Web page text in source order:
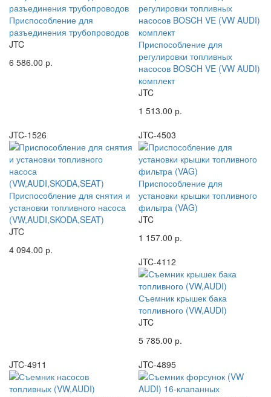
Приспособление для
разъединения трубопроводов
JTC
6 586.00 р.
Приспособление для
регулировки топливных
насосов BOSCH VE (VW AUDI)
комплект
JTC
1 513.00 р.
JTC-1526
Приспособление для снятия и
установки топливного насоса
(VW,AUDI,SKODA,SEAT)
JTC
4 094.00 р.
JTC-4503
Приспособление для
установки крышки топливного
фильтра (VAG)
JTC
1 157.00 р.
JTC-4112
Съемник крышек бака
топливного (VW,AUDI)
JTC
5 785.00 р.
JTC-4911
JTC-4895